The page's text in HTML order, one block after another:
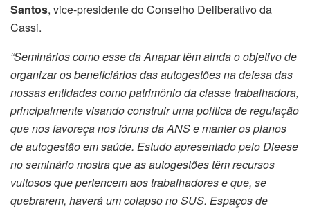
Santos, vice-presidente do Conselho Deliberativo da
Cassi.
“Seminários como esse da Anapar têm ainda o objetivo de
organizar os beneficiários das autogestões na defesa das
nossas entidades como patrimônio da classe trabalhadora,
principalmente visando construir uma política de regulação
que nos favoreça nos fóruns da ANS e manter os planos
de autogestão em saúde. Estudo apresentado pelo Dieese
no seminário mostra que as autogestões têm recursos
vultosos que pertencem aos trabalhadores e que, se
quebrarem, haverá um colapso no SUS. Espaços de